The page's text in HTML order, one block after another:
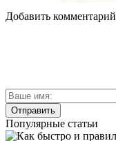
Добавить комментарий
Популярные статьи